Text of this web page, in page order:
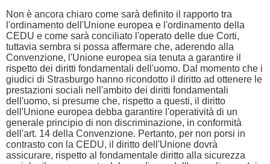
Non è ancora chiaro come sarà definito il rapporto tra
l'ordinamento dell'Unione europea e l'ordinamento della
CEDU e come sarà conciliato l'operato delle due Corti,
tuttavia sembra si possa affermare che, aderendo alla
Convenzione, l'Unione europea sia tenuta a garantire il
rispetto dei diritti fondamentali dell'uomo. Dal momento che i
giudici di Strasburgo hanno ricondotto il diritto ad ottenere le
prestazioni sociali nell'ambito dei diritti fondamentali
dell'uomo, si presume che, rispetto a questi, il diritto
dell'Unione europea debba garantire l'operatività di un
generale principio di non discriminazione, in conformità
dell'art. 14 della Convenzione. Pertanto, per non porsi in
contrasto con la CEDU, il diritto dell'Unione dovrà
assicurare, rispetto al fondamentale diritto alla sicurezza